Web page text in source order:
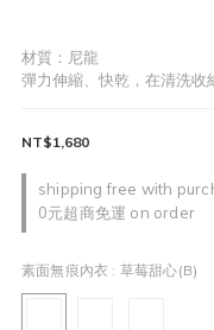
材質：尼龍
彈力伸縮、快乾，在清洗收
shipping free with
0元超商免運 on order
NT$1,680
素面無痕內衣 : 草莓甜心(b)